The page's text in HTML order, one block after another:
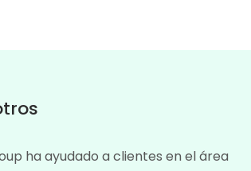
ha ayudado a clientes en el área